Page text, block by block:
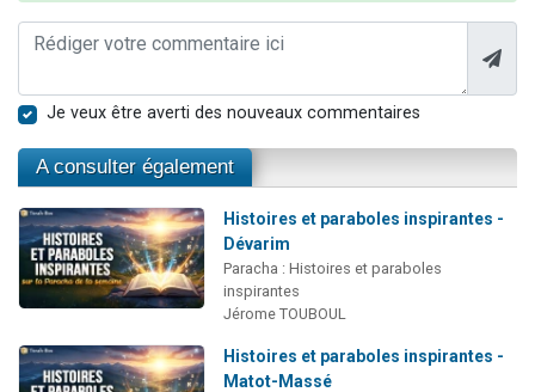
Je veux être averti des nouveaux commentaires
A consulter également
Histoires et paraboles inspirantes -
Dévarim
Paracha : Histoires et paraboles
inspirantes
Jérome TOUBOUL
Histoires et paraboles inspirantes -
Matot-Massé